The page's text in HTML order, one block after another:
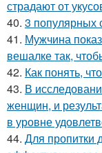
страдают от
40. 3 популярных
41. Мужчина
вешалке так,
42. Как понять,
43. В
женщин, и
в уровне
44. Для пропитки